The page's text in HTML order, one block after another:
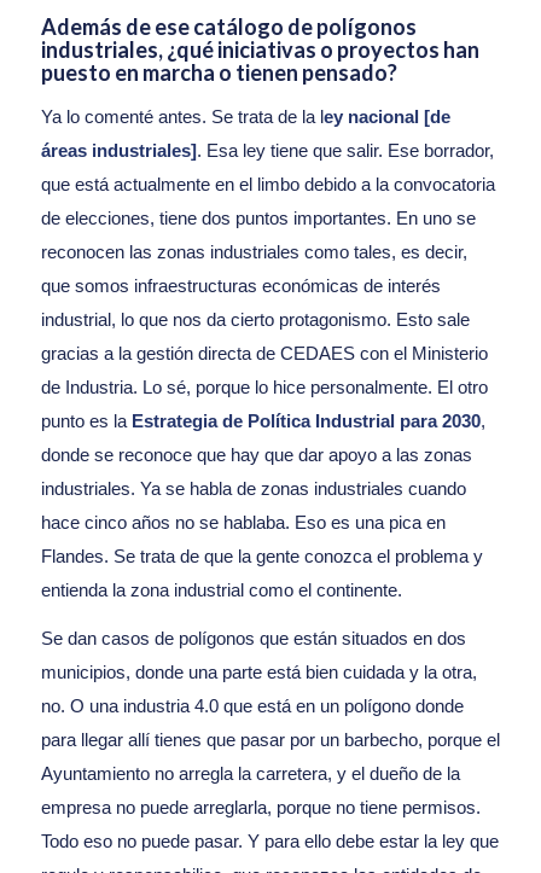
Además de ese catálogo de polígonos
industriales, ¿qué iniciativas o proyectos han
puesto en marcha o tienen pensado?
Ya lo comenté antes. Se trata de la ley nacional [de
áreas industriales]. Esa ley tiene que salir. Ese borrador,
que está actualmente en el limbo debido a la convocatoria
de elecciones, tiene dos puntos importantes. En uno se
reconocen las zonas industriales como tales, es decir,
que somos infraestructuras económicas de interés
industrial, lo que nos da cierto protagonismo. Esto sale
gracias a la gestión directa de CEDAES con el Ministerio
de Industria. Lo sé, porque lo hice personalmente. El otro
punto es la Estrategia de Política Industrial para 2030,
donde se reconoce que hay que dar apoyo a las zonas
industriales. Ya se habla de zonas industriales cuando
hace cinco años no se hablaba. Eso es una pica en
Flandes. Se trata de que la gente conozca el problema y
entienda la zona industrial como el continente.
Se dan casos de polígonos que están situados en dos
municipios, donde una parte está bien cuidada y la otra,
no. O una industria 4.0 que está en un polígono donde
para llegar allí tienes que pasar por un barbecho, porque el
Ayuntamiento no arregla la carretera, y el dueño de la
empresa no puede arreglarla, porque no tiene permisos.
Todo eso no puede pasar. Y para ello debe estar la ley que